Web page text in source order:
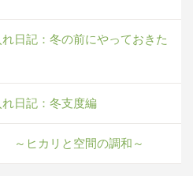
日記：冬の前にやっておきた
日記：冬支度編
～ヒカリと空間の調和～